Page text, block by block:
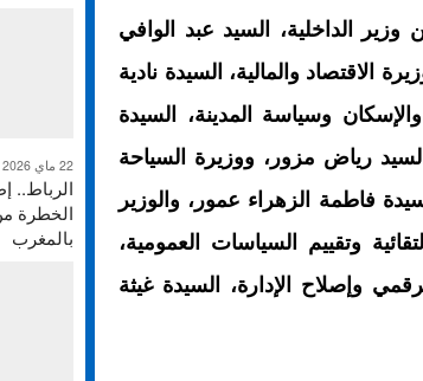
الداخلية، السيد عبد الوافي
الاقتصاد والمالية، السيدة نادية
وسياسة المدينة، السيدة
رياض مزور، ووزيرة السياحة
فاطمة الزهراء عمور، والوزير
وتقييم السياسات العمومية،
وإصلاح الإدارة، السيدة غيثة
22 ماي 2026
الرباط..
الخطرة
بالمغرب